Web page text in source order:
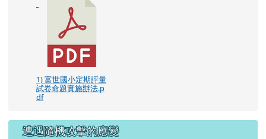
1) 富世國小定期評量
試卷命題實施辦法.p
df
遭遇隨機攻擊的應變